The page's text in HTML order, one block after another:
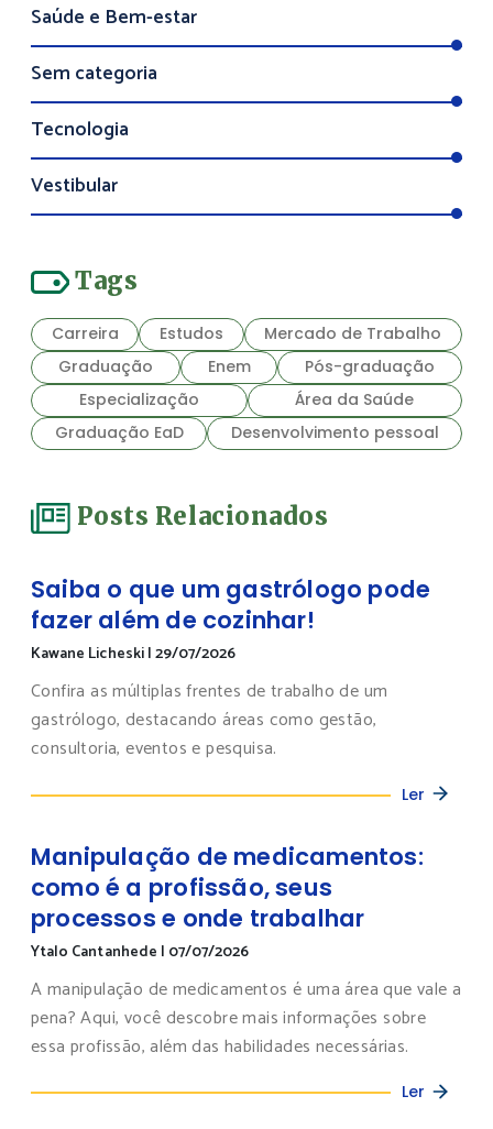
Saúde e Bem-estar
Sem categoria
Tecnologia
Vestibular
Tags
Carreira Estudos
Mercado de Trabalho
Graduação
Enem
Pós-graduação
Especialização
Área da Saúde
Graduação EaD
Desenvolvimento pessoal
Posts Relacionados
Saiba o que um gastrólogo pode
fazer além de cozinhar!
Kawane Licheski|29/07/2026
Confira as múltiplas frentes de trabalho de um
gastrólogo, destacando áreas como gestão,
consultoria, eventos e pesquisa.
Ler
Manipulação de medicamentos:
como é a profissão, seus
processos e onde trabalhar
Ytalo Cantanhede | 07/07/2026
A manipulação de medicamentos é uma área que vale a
pena? Aqui, você descobre mais informações sobre
essa profissão, além das habilidades necessárias.
Ler